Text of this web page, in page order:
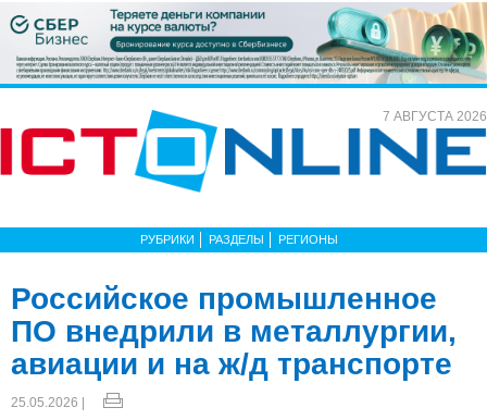
7 АВГУСТА 2026
РУБРИКИ РАЗДЕЛЫ РЕГИОНЫ
Российское промышленное
ПО внедрили в металлургии,
авиации и на ж/д транспорте
25.05.2026 |